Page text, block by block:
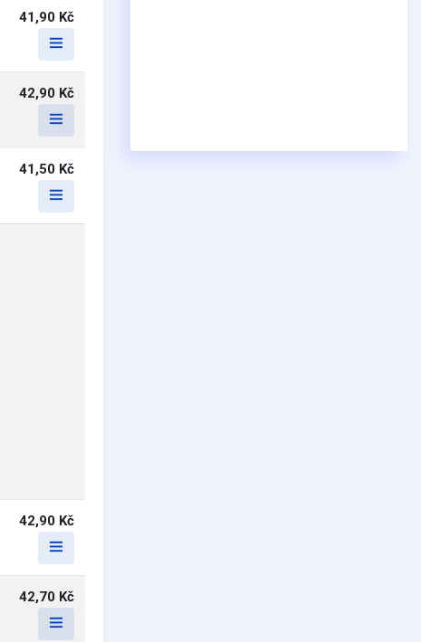
41,90 Kč
42,90 Kč
41,50 Kč
42,90 Kč
42,70 Kč